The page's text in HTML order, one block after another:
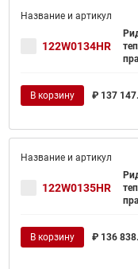
122W0134HR
В корзину ₽ 137
122W0135HR
В корзину ₽ 136